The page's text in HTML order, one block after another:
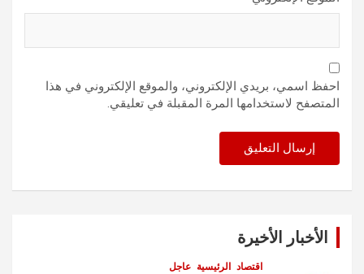
احفظ اسمي، بريدي الإلكتروني، والموقع الإلكتروني في هذا
المتصفح لاستخدامها المرة المقبلة في تعليقي.
الأخبار الأخيرة
اقتصاد الرئيسية عاجل